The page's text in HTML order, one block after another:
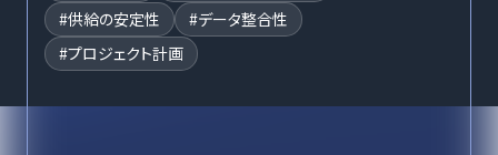
#供給の安定性 #データ整合性
#プロジェクト計画